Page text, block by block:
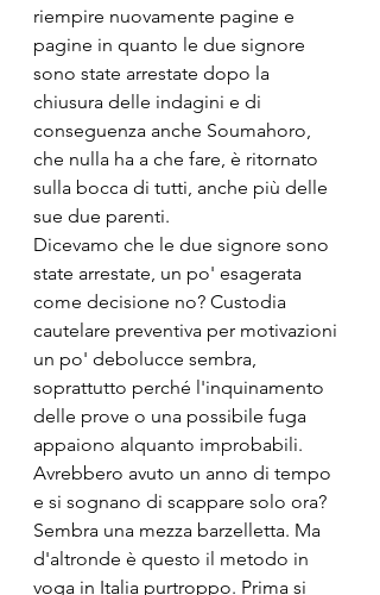
riempire nuovamente pagine e
pagine in quanto le due signore
sono state arrestate dopo la
chiusura delle indagini e di
conseguenza anche Soumahoro,
che nulla ha a che fare, è ritornato
sulla bocca di tutti, anche più delle
sue due parenti.
Dicevamo che le due signore sono
state arrestate, un po' esagerata
come decisione no? Custodia
cautelare preventiva per motivazioni
un po' debolucce sembra,
soprattutto perché l'inquinamento
delle prove o una possibile fuga
appaiono alquanto improbabili.
Avrebbero avuto un anno di tempo
e si sognano di scappare solo ora?
Sembra una mezza barzelletta. Ma
d'altronde è questo il metodo in
voga in Italia purtroppo. Prima si